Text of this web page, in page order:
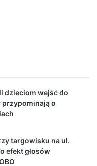
dzieciom wejść do
przypominają o
targowisku na ul.
efekt głosów